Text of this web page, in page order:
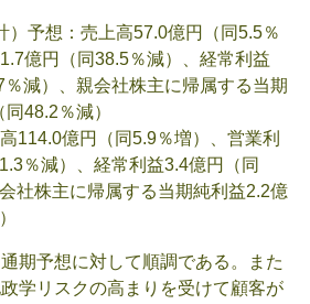
）予想：売上高57.0億円（同5.5％
億円（同38.5％減）、経常利益
減）、親会社株主に帰属する当期
48.2％減）
114.0億円（同5.9％増）、営業利
％減）、経常利益3.4億円（同
社株主に帰属する当期純利益2.2億
期予想に対して順調である。また
学リスクの高まりを受けて顧客が